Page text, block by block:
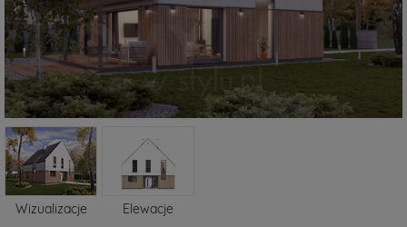
Wizualizacje Elewacje